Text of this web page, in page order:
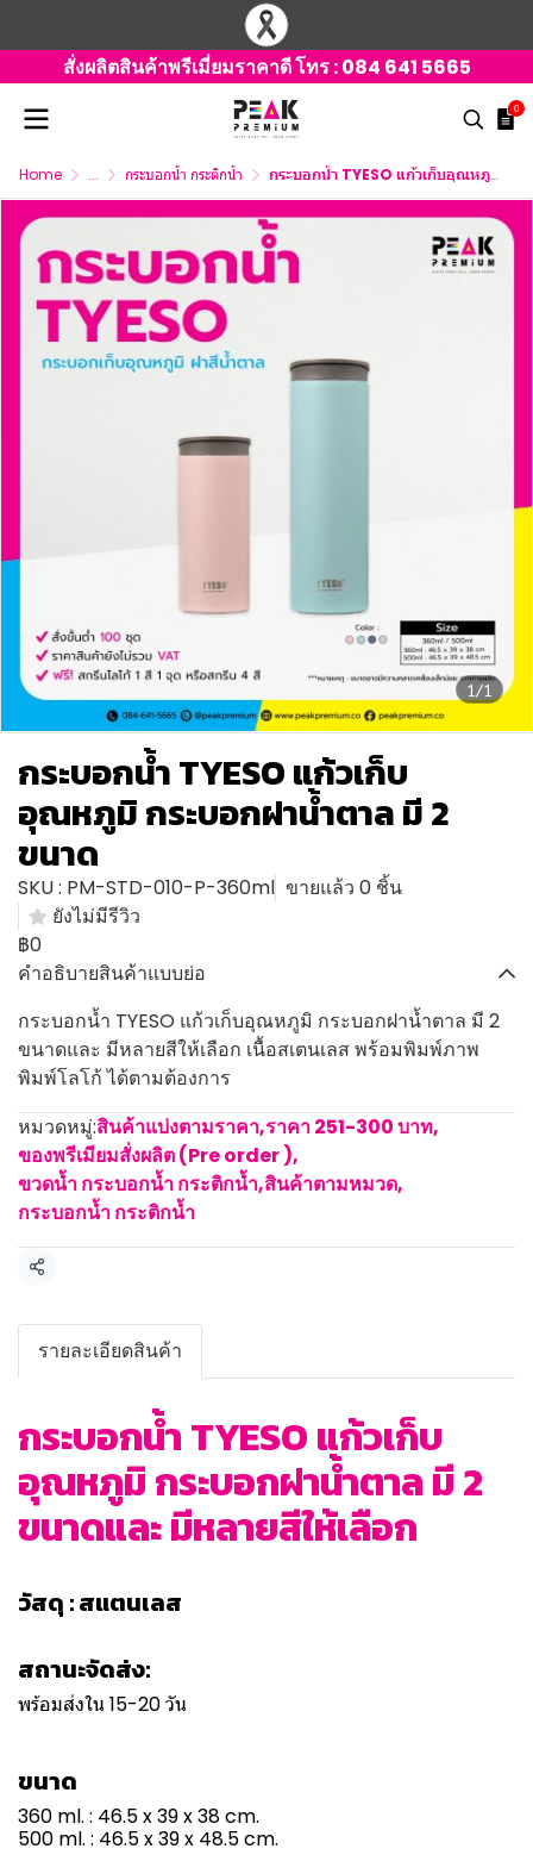
สั่งผลิตสินค้าพรีเมี่ยมราคาดี โทร :084 641 5665
0
Home ... กระบอกน้ำ กระติกน้ำ กระบอกน้ำ TYESO แก้วเก็บอุณหภูมิ กระบอกฝาน้ำตาล มี 2 ขนาด
1/1
กระบอกน้ำ TYESO แก้วเก็บ
อุณหภูมิ กระบอกฝาน้ำตาล มี 2
ขนาด
SKU : PM-STD-010-P-360ml ขายแล้ว 0 ชิ้น
ยังไม่มีรีวิว
฿0
คำอธิบายสินค้าแบบย่อ
กระบอกน้ำ TYESO แก้วเก็บอุณหภูมิ กระบอกฝาน้ำตาล มี 2
ขนาดและ มีหลายสีให้เลือก เนื้อสเตนเลส พร้อมพิมพ์ภาพ
พิมพ์โลโก้ ได้ตามต้องการ
หมวดหมู่:สินค้าแบ่งตามราคา,ราคา 251-300 บาท,
ของพรีเมียมสั่งผลิต (Pre order ),
ขวดน้ำ กระบอกน้ำ กระติกน้ำ,สินค้าตามหมวด,
กระบอกน้ำ กระติกน้ำ
แชร์
รายละเอียดสินค้า
กระบอกน้ำ TYESO แก้วเก็บ
อุณหภูมิ กระบอกฝาน้ำตาล มี 2
ขนาดและ มีหลายสีให้เลือก
วัสดุ : สแตนเลส
สถานะจัดส่ง:
พร้อมส่งใน 15-20 วัน
ขนาด
360 ml. : 46.5 x 39 x 38 cm.
500 ml. : 46.5 x 39 x 48.5 cm.